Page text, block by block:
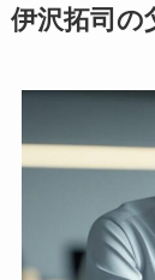
伊沢拓司の